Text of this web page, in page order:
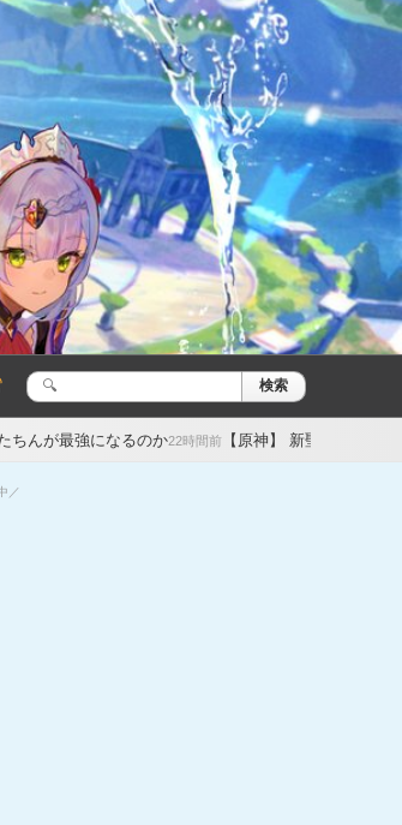
検
検索
のか 22時間前【原神】 新聖遺物はオデット用と7.1のヴ
／